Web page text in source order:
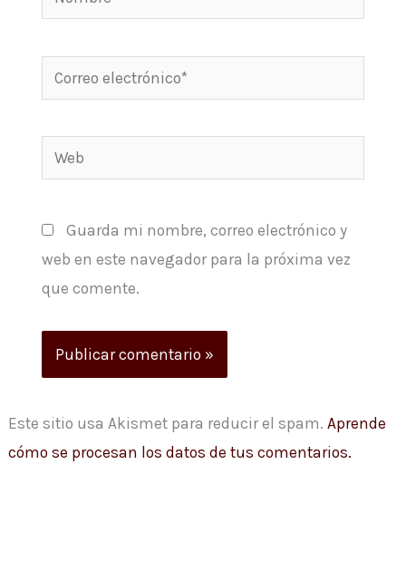
Correo
electrónico*
Web
Guarda mi nombre, correo electrónico y
web en este navegador para la próxima vez
que comente.
Este sitio usa Akismet para reducir el spam.Aprende
cómo se procesan los datos de tus comentarios.